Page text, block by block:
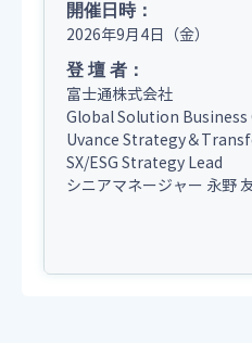
開催日時：
2026年9月4日（金）
登 壇 者：
富士通株式会社
Global Solution Business
Uvance Strategy＆
SX/ESG Strategy Lead
シニアマネージャー 永野